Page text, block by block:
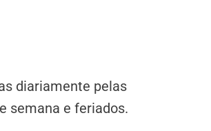
diariamente pelas
semana e feriados.